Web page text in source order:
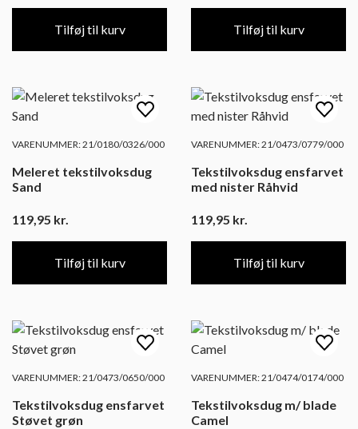
Tilføj til kurv Tilføj til kurv
VARENUMMER: 21/0180/0326/000
Meleret tekstilvoksdug
Sand
119,95 kr.
Tilføj til kurv
VARENUMMER: 21/0473/0779/000
Tekstilvoksdug ensfarvet
med nister Råhvid
119,95 kr.
Tilføj til kurv
VARENUMMER: 21/0473/0650/000
Tekstilvoksdug ensfarvet
Støvet grøn
VARENUMMER: 21/0474/0174/000
Tekstilvoksdug m/ blade
Camel